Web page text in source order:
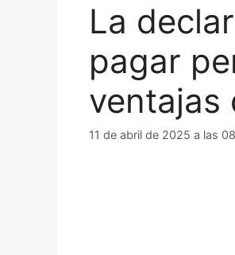
La
pagar
ventajas
11 de abril de 2025 a las